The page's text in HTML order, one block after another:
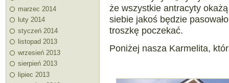
marzec 2014
luty 2014
styczeń 2014
listopad 2013
wrzesień 2013
sierpień 2013
lipiec 2013
że wszystkie antracyty
siebie jakoś będzie
troszkę poczekać.
Poniżej nasza Karmelita,